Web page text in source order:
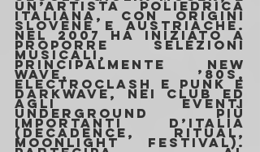
un’artista poliedrica
italiana, con origini
slovene e austriache.
Nel 2007 ha iniziato a
proporre selezioni
musicali,
principalmente New
Wave, ’80s,
electroclash e Punk e
Darkwave, nei club ed
agli eventi
underground più
importanti d’Italia
(Decadence, Ritual,
Moonlight Festival).